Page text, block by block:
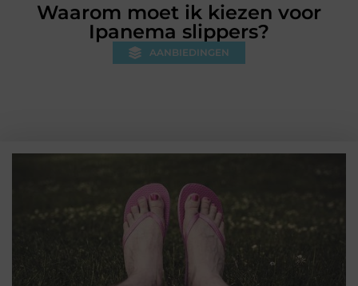
Waarom moet ik kiezen voor
Ipanema slippers?
AANBIEDINGEN